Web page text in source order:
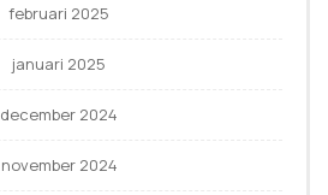
februari 2025
januari 2025
december 2024
november 2024